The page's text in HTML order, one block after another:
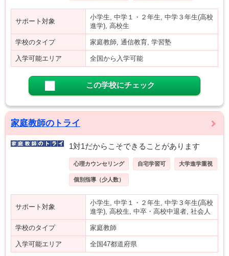
サポート対象
小学生, 中学１・２年生, 中学３年生(高校
進学), 高校生
学校のタイプ 家庭教師, 通信教育, 学習塾
入学可能エリア 全国から入学可能
この学校にチェック
家庭教師のトライ
1対1だからこそできることがあります
心理カウンセリング 自宅学習可 大学進学重視
個別指導（少人数）
サポート対象
小学生, 中学１・２年生, 中学３年生(高校
進学), 高校生, 中卒・高校中退者, 社会人
学校のタイプ 家庭教師
入学可能エリア 全国47都道府県